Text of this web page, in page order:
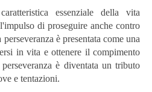
essenziale della vita
di proseguire anche contro
è presentata come una
in vita e ottenere il compimento
è diventata un tributo
e tentazioni.